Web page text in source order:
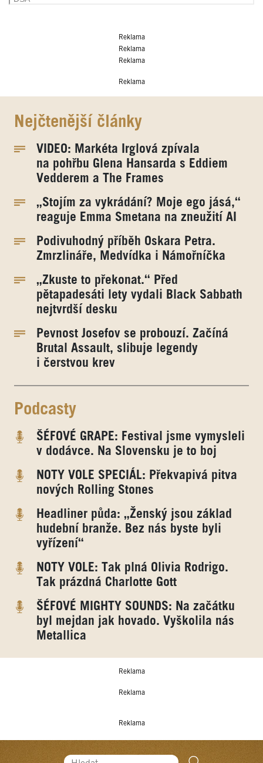
Reklama
Reklama
Reklama
Reklama
Nejčtenější články
VIDEO: Markéta Irglová zpívala
na pohřbu Glena Hansarda s Eddiem
Vedderem a The Frames
„Stojím za vykrádání? Moje ego jásá,“
reaguje Emma Smetana na zneužití AI
Podivuhodný příběh Oskara Petra.
Zmrzlináře, Medvídka i Námořníčka
„Zkuste to překonat.“ Před
pětapadesáti lety vydali Black Sabbath
nejtvrdší desku
Pevnost Josefov se probouzí. Začíná
Brutal Assault, slibuje legendy
i čerstvou krev
Podcasty
ŠÉFOVÉ GRAPE: Festival jsme vymysleli
v dodávce. Na Slovensku je to boj
NOTY VOLE SPECIÁL: Překvapivá pitva
nových Rolling Stones
Headliner půda: „Ženský jsou základ
hudební branže. Bez nás byste byli
vyřízení“
NOTY VOLE: Tak plná Olivia Rodrigo.
Tak prázdná Charlotte Gott
ŠÉFOVÉ MIGHTY SOUNDS: Na začátku
byl mejdan jak hovado. Vyškolila nás
Metallica
Reklama
Reklama
Reklama